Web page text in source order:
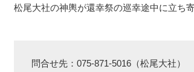
松尾大社の神輿が還幸祭の巡幸途中に立ち寄
問合せ先：075-871-5016（松尾大社）